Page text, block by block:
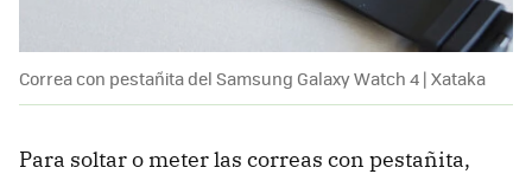
Correa con pestañita del Samsung Galaxy Watch 4 | Xataka
Para soltar o meter las correas con pestañita,